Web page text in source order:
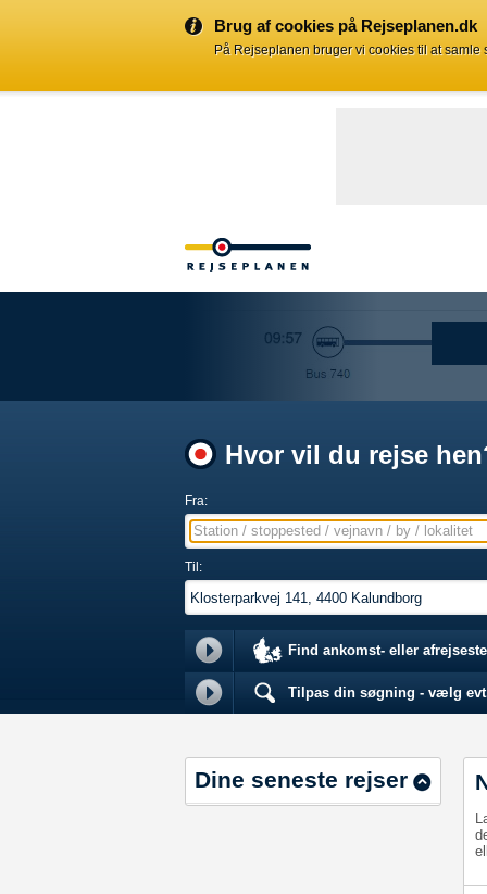
Brug af cookies på Rejseplanen.dk
På Rejseplanen bruger vi cookies til at
Hvor vil du rejse
Fra:
Station / stoppested / vejnavn / by / lokalitet
Til:
Find ankomst- eller
Tilpas din søgning - vælg
Dine seneste rejser